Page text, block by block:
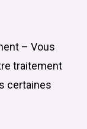
– Vous
traitement
certaines